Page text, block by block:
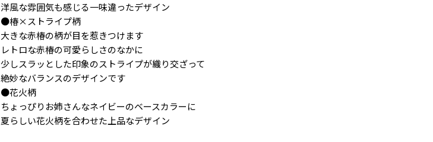
洋風な雰囲気も感じる一味違ったデザイン
●椿×ストライプ柄
大きな赤椿の柄が目を惹きつけます
レトロな赤椿の可愛らしさのなかに
少しスラッとした印象のストライプが織り交ざって
絶妙なバランスのデザインです
●花火柄
ちょっぴりお姉さんなネイビーのベースカラーに
夏らしい花火柄を合わせた上品なデザイン